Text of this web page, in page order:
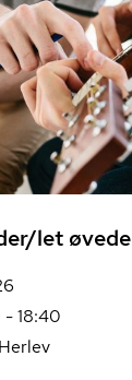
let øvede
- 18:40